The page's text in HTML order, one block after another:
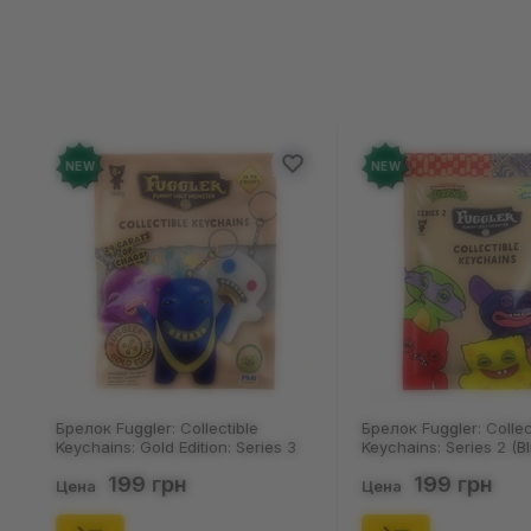
Добавьте
Брелок Fuggler: Collectible
Keychains: Series 2 (Blind Box: 1 з